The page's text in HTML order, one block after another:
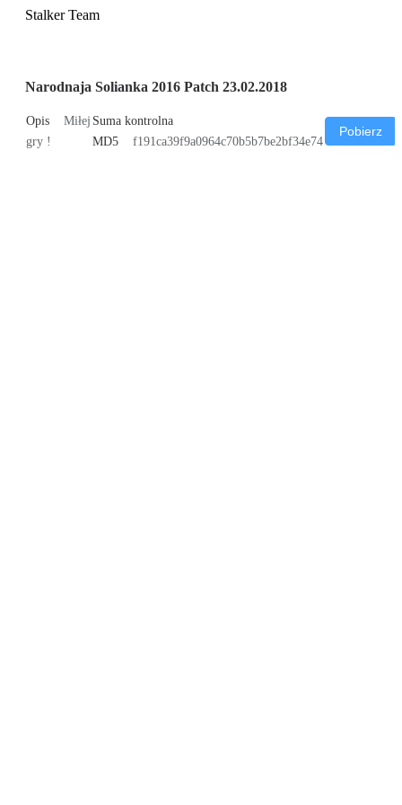
Stalker Team
Narodnaja Solianka 2016 Patch 23.02.2018
Opis
Miłej
gry !
Suma kontrolna
MD5
f191ca39f9a0964c70b5b7be2bf34e74
Pobierz